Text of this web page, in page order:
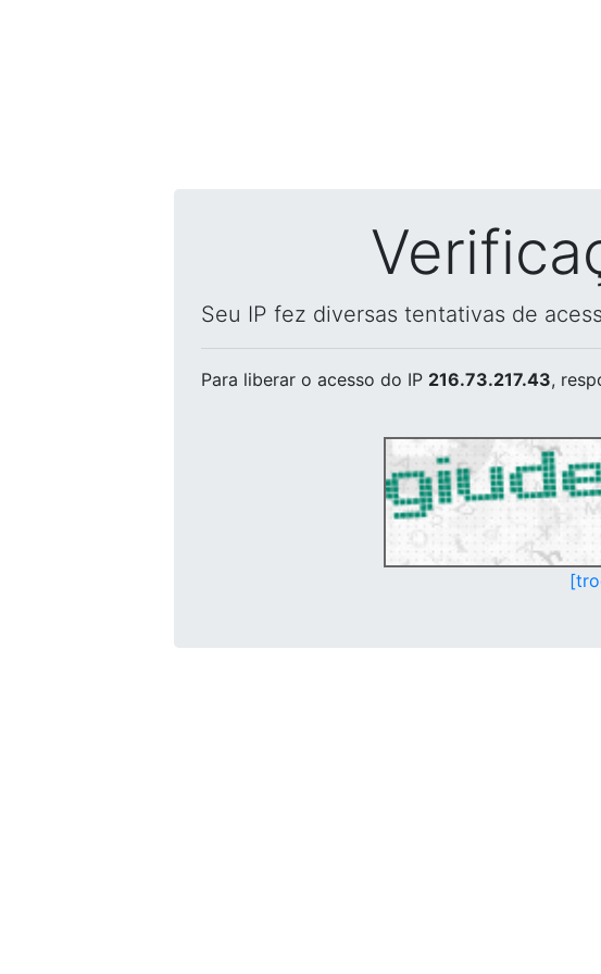
Seu IP fez diversas tentativas de
Para liberar o acesso do IP 216.73.217.43,